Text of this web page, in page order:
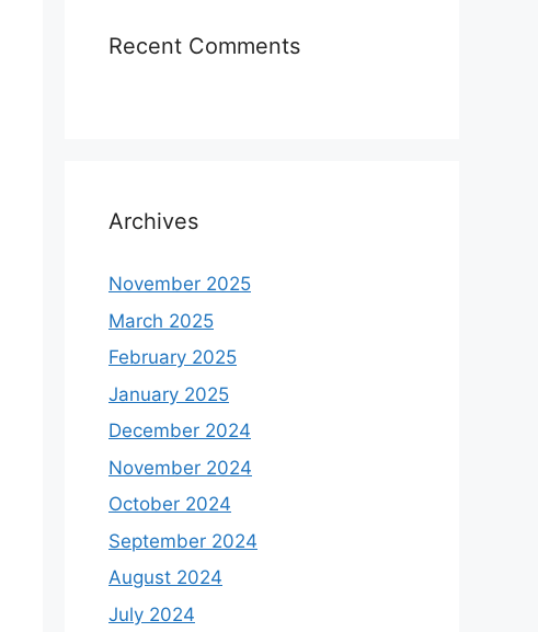
Recent Comments
Archives
November 2025
March 2025
February 2025
January 2025
December 2024
November 2024
October 2024
September 2024
August 2024
July 2024